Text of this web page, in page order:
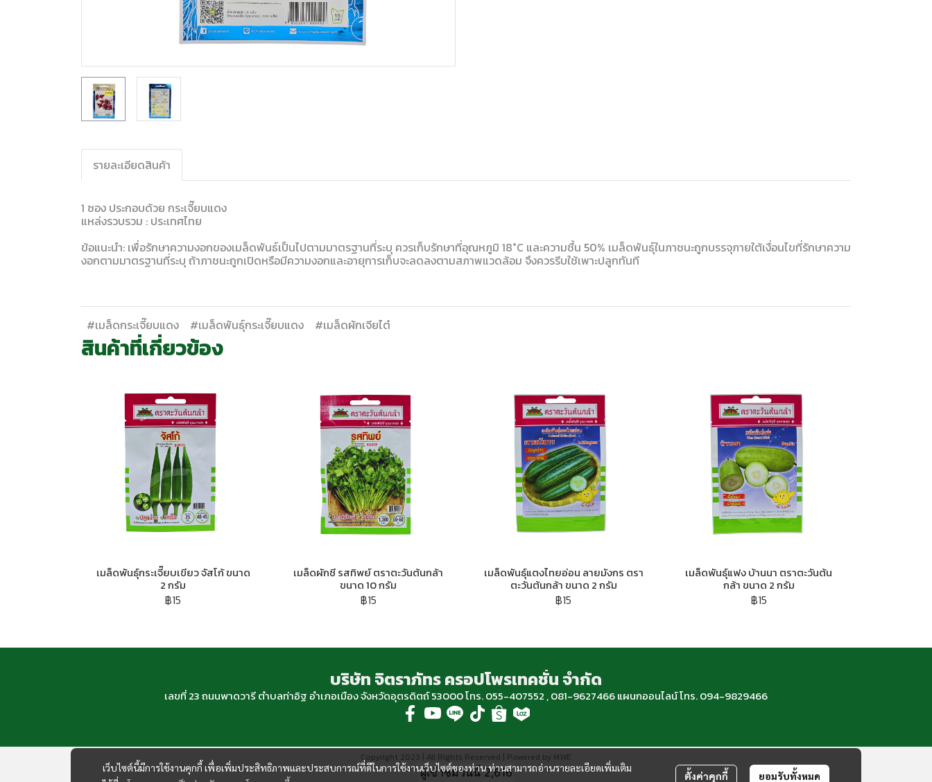
รายละเอียดสินค้า
1 ซอง ประกอบด้วย กระเจี๊ยบแดง
แหล่งรวบรวม : ประเทศไทย
ข้อแนะนำ: เพื่อรักษาความงอกของเมล็ดพันธ์เป็นไปตามมาตรฐานที่ระบุ ควรเก็บรักษาที่อุณหภูมิ 18°C และความชื้น 50% เมล็ดพันธุ์ในภาชนะถูกบรรจุภายใต้เงื่อนไขที่รักษาความ
งอกตามมาตรฐานที่ระบุ ถ้าภาชนะถูกเปิดหรือมีความงอกและอายุการเก็บจะลดลงตามสภาพแวดล้อม จึงควรรีบใช้เพาะปลูกทันที
#เมล็ดกระเจี๊ยบแดง #เมล็ดพันธุ์กระเจี๊ยบแดง #เมล็ดผักเจียไต๋
สินค้าที่เกี่ยวข้อง
เมล็ดพันธุ์กระเจี๊ยบเขียว จัสโก้ ขนาด
2 กรัม
฿15
เมล็ดผักชี รสทิพย์ ตราตะวันต้นกล้า
ขนาด 10 กรัม
฿15
เมล็ดพันธุ์แตงไทยอ่อน ลายมังกร ตรา
ตะวันต้นกล้า ขนาด 2 กรัม
฿15
เมล็ดพันธ์ุแฟง บ้านนา ตราตะวันต้น
กล้า ขนาด 2 กรัม
฿15
เว็บไซต์นี้มีการใช้งานคุกกี้ เพื่อเพิ่มประสิทธิภาพและประสบการณ์ที่ดีในการใช้งานเว็บไซต์ของท่าน ท่านสามารถอ่านรายละเอียดเพิ่มเติม
ตั้งค่าคุกกี้ ยอมรับทั้งหมด
บริษัท จิตราภัทร ครอปโพรเทคชั่น จำกัด
เลขที่ 23 ถนนพาดวารี ตำบลท่าอิฐ อำเภอเมือง จังหวัดอุตรดิตถ์ 53000 โทร. 055-407552 , 081-9627466 แผนกออนไลน์ โทร. 094-9829466
Copyright 2023 | All Rights Reserved | Powered by MWE
ผู้เข้าชมวันนี้2,616